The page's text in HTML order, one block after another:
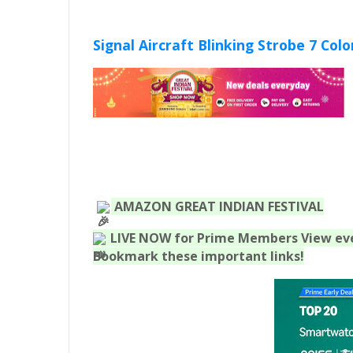
Signal Aircraft Blinking Strobe 7
AMAZON GREAT INDIAN FESTIVAL
LIVE NOW for Prime MembersView
Bookmark these important links!